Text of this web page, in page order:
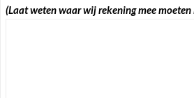
(Laat weten waar wij rekening mee moeten